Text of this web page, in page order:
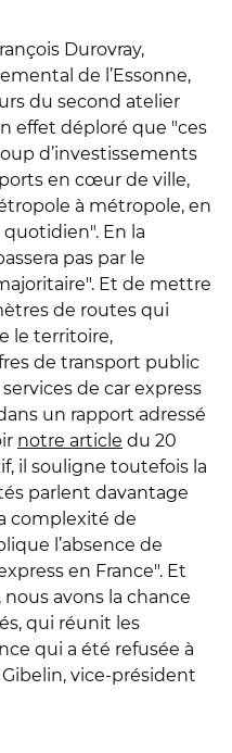
Durovray,
de l’Essonne,
du second atelier
effet déploré que "ces
d’investissements
en cœur de ville,
à métropole, en
En la
pas par le
Et de mettre
de routes qui
le territoire,
de transport public
de car express
un rapport adressé
notre article du 20
il souligne toutefois la
parlent davantage
complexité de
l’absence de
en France". Et
nous avons la chance
qui réunit les
qui a été refusée à
vice-président